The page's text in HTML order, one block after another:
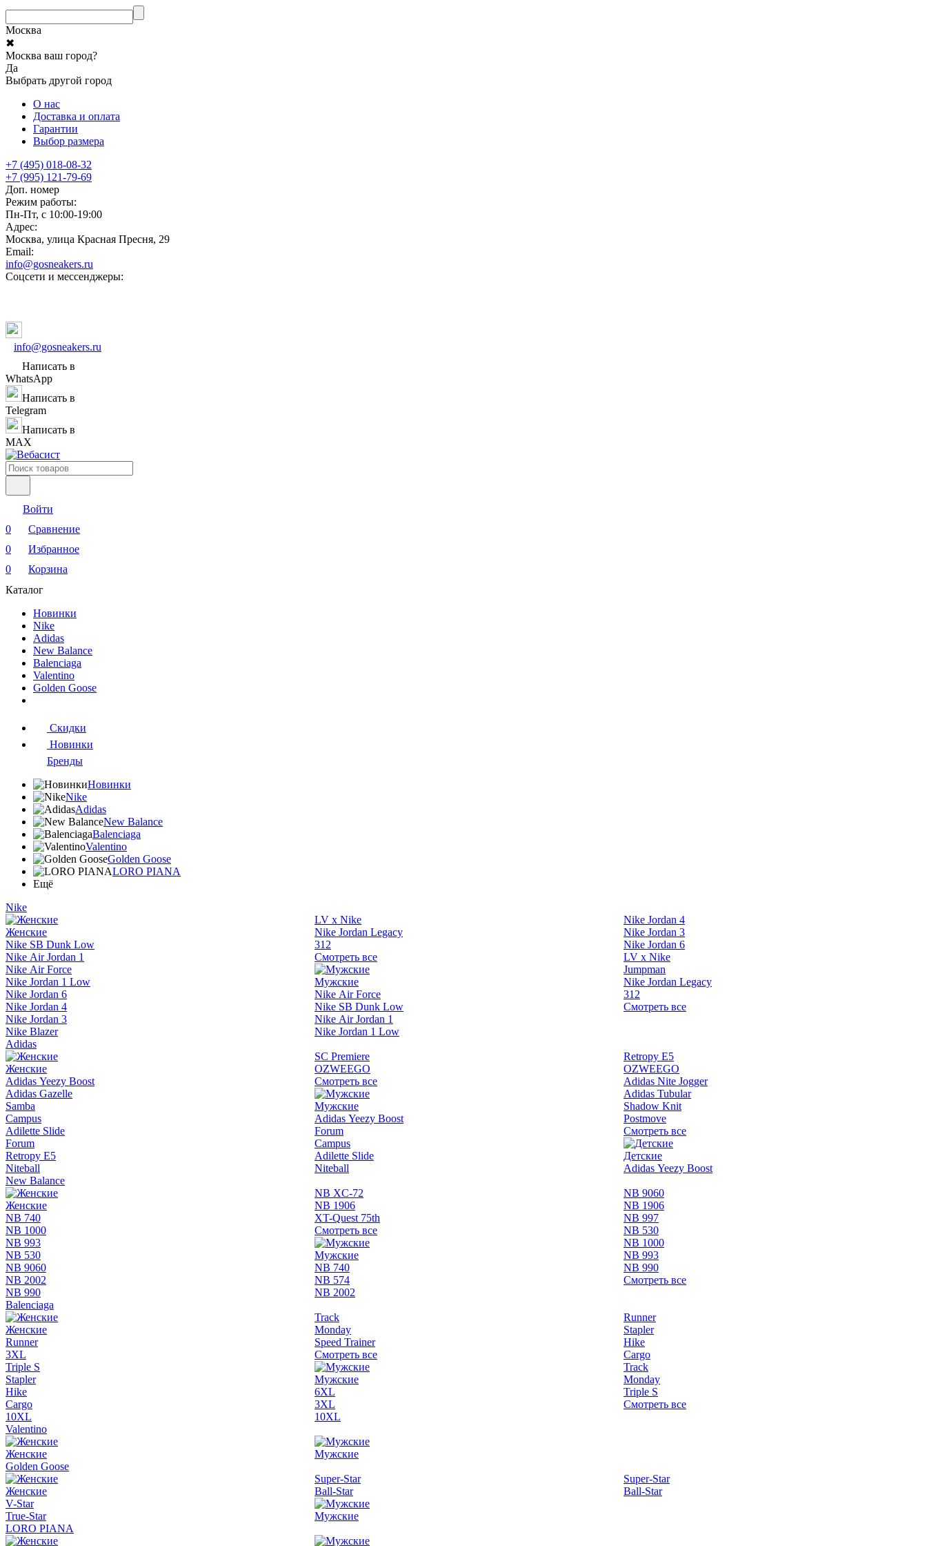
Москва
✖
Москва ваш город?
Да
Выбрать другой город
О нас
Доставка и оплата
Гарантии
Выбор размера
+7 (495) 018-08-32
+7 (995) 121-79-69
Доп. номер
Режим работы:
Пн-Пт, с 10:00-19:00
Адрес:
Москва, улица Красная Пресня, 29
Email:
info@gosneakers.ru
Соцсети и мессенджеры:
info@gosneakers.ru
Написать в
WhatsApp
Написать в
Telegram
Написать в
MAX
Войти
0
Сравнение
0
Избранное
0
Корзина
Каталог
Новинки
Nike
Adidas
New Balance
Balenciaga
Valentino
Golden Goose
Скидки
Новинки
Бренды
Новинки
Nike
Adidas
New Balance
Balenciaga
Valentino
Golden Goose
LORO PIANA
Ещё
Nike
Женские
Nike SB Dunk Low
Nike Air Jordan 1
Nike Air Force
Nike Jordan 1 Low
Nike Jordan 6
Nike Jordan 4
Nike Jordan 3
Nike Blazer
LV x Nike
Nike Jordan Legacy
312
Смотреть все
Мужские
Nike Air Force
Nike SB Dunk Low
Nike Air Jordan 1
Nike Jordan 1 Low
Nike Jordan 4
Nike Jordan 3
Nike Jordan 6
LV x Nike
Jumpman
Nike Jordan Legacy
312
Смотреть все
Adidas
Женские
Adidas Yeezy Boost
Adidas Gazelle
Samba
Campus
Adilette Slide
Forum
Retropy E5
Niteball
SC Premiere
OZWEEGO
Смотреть все
Мужские
Adidas Yeezy Boost
Forum
Campus
Adilette Slide
Niteball
Retropy E5
OZWEEGO
Adidas Nite Jogger
Adidas Tubular
Shadow Knit
Postmove
Смотреть все
Детские
Adidas Yeezy Boost
New Balance
Женские
NB 740
NB 1000
NB 993
NB 530
NB 9060
NB 2002
NB 990
NB XC-72
NB 1906
XT-Quest 75th
Смотреть все
Мужские
NB 740
NB 574
NB 2002
NB 9060
NB 1906
NB 997
NB 530
NB 1000
NB 993
NB 990
Смотреть все
Balenciaga
Женские
Runner
3XL
Triple S
Stapler
Hike
Cargo
10XL
Track
Monday
Speed Trainer
Смотреть все
Мужские
6XL
3XL
10XL
Runner
Stapler
Hike
Cargo
Track
Monday
Triple S
Смотреть все
Valentino
Женские
Мужские
Golden Goose
Женские
V-Star
True-Star
Super-Star
Ball-Star
Мужские
Super-Star
Ball-Star
LORO PIANA